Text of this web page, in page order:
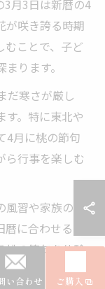
3月3日は新暦の4
が咲き誇る時期
むことで、子ど
ります。
だ寒さが厳し
す。特に東北や
4月に桃の節句
ら行事を楽しむ
風習や家族の考
に合わせるこ
桃の節句を体験
い合わせ ご購入